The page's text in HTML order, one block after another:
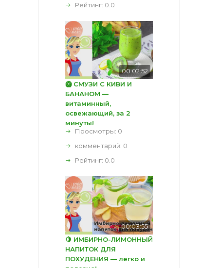
Рейтинг: 0.0
00:02:52
🥝 СМУЗИ С КИВИ И
БАНАНОМ —
витаминный,
освежающий, за 2
минуты!
Просмотры: 0
комментарий: 0
Рейтинг: 0.0
00:03:55
🍋 ИМБИРНО-ЛИМОННЫЙ
НАПИТОК ДЛЯ
ПОХУДЕНИЯ — легко и